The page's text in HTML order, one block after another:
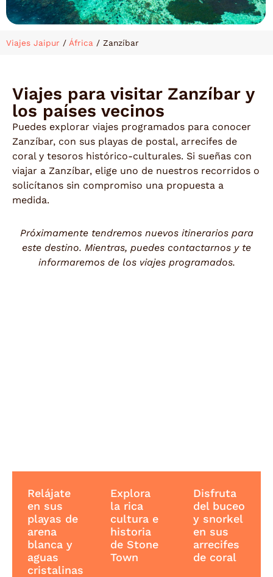
Viajes Jaipur / África / Zanzíbar
Viajes para visitar Zanzíbar y
los países vecinos
Puedes explorar viajes programados para conocer
Zanzíbar, con sus playas de postal, arrecifes de
coral y tesoros histórico-culturales. Si sueñas con
viajar a Zanzíbar, elige uno de nuestros recorridos o
solicítanos sin compromiso una propuesta a
medida.
Próximamente tendremos nuevos itinerarios para
este destino. Mientras, puedes contactarnos y te
informaremos de los viajes programados.
Relájate
en sus
playas de
arena
blanca y
aguas
cristalinas
Explora
la rica
cultura e
historia
de Stone
Town
Disfruta
del buceo
y snorkel
en sus
arrecifes
de coral